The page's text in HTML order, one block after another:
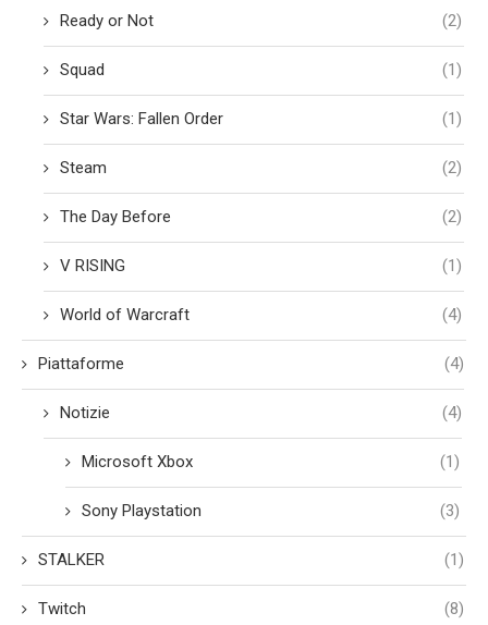
Ready or Not (2)
Squad (1)
Star Wars: Fallen Order (1)
Steam (2)
The Day Before (2)
V RISING (1)
World of Warcraft (4)
Piattaforme (4)
Notizie (4)
Microsoft Xbox (1)
Sony Playstation (3)
STALKER (1)
Twitch (8)